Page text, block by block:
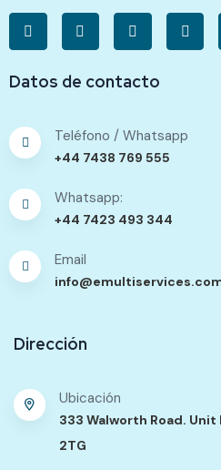
Datos de contacto
Teléfono / Whatsapp
+44 7438 769 555
Whatsapp:
+44 7423 493 344
Email
Dirección
Ubicación
333 Walworth Road. Unit
2TG